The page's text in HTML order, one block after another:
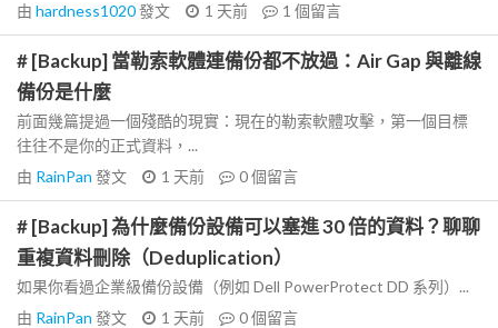
由 hardness1020發文 1 天前 1 個留言
# [Backup] 當勒索軟體連備份都不放過：Air Gap 與離線
備份是什麼
前面幾篇提過一個殘酷的現實：現在的勒索軟體攻擊，第一個目標
往往不是你的正式資料，...
由 RainPan 發文 1 天前 0個留言
# [Backup] 為什麼備份設備可以塞進 30 倍的資料？聊聊
重複資料刪除（Deduplication）
如果你看過企業級備份設備（例如 Dell PowerProtect DD 系列）...
由 RainPan 發文 1 天前 0個留言